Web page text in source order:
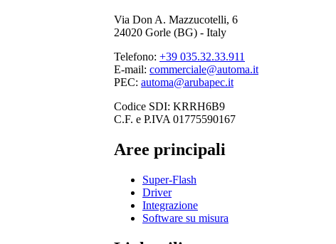
Via Don A. Mazzucotelli, 6
24020 Gorle (BG) - Italy
Telefono: +39 035.32.33.911
E-mail: commerciale@automa.it
PEC: automa@arubapec.it
Codice SDI: KRRH6B9
C.F. e P.IVA 01775590167
Aree principali
Super-Flash
Driver
Integrazione
Software su misura